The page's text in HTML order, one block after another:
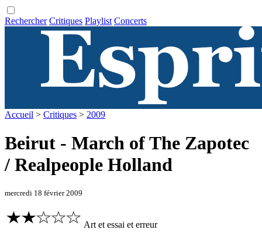
Rechercher Critiques Playlist Concerts
Accueil > Critiques > 2009
Beirut - March of The Zapotec
/ Realpeople Holland
mercredi 18 février 2009
Art et essai et erreur